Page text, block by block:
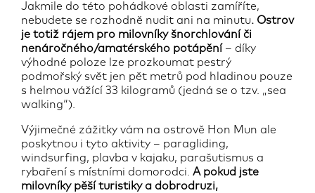
Jakmile do této pohádkové oblasti zamíříte,
nebudete se rozhodně nudit ani na minutu. Ostrov
je totiž rájem pro milovníky šnorchlování či
nenáročného/amatérského potápění – díky
výhodné poloze lze prozkoumat pestrý
podmořský svět jen pět metrů pod hladinou pouze
s helmou vážící 33 kilogramů (jedná se o tzv. „sea
walking“).
Výjimečné zážitky vám na ostrově Hon Mun ale
poskytnou i tyto aktivity – paragliding,
windsurfing, plavba v kajaku, parašutismus a
rybaření s místními domorodci. A pokud jste
milovníky pěší turistiky a dobrodruzi,